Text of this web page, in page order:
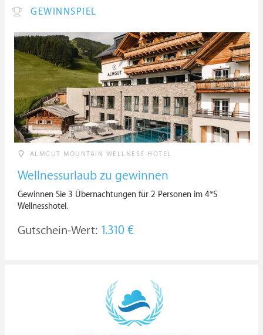
GEWINNSPIEL
ALMGUT MOUNTAIN WELLNESS HOTEL
Wellnessurlaub zu gewinnen
Gewinnen Sie 3 Übernachtungen für 2 Personen im 4*S
Wellnesshotel.
Gutschein-Wert: 1.310 €